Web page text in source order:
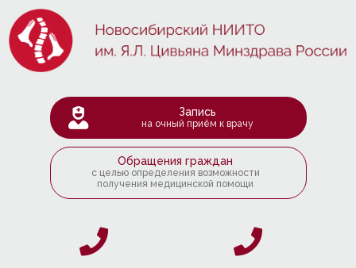
Запись
на очный приём к врачу
Обращения граждан
с целью определения возможности
получения медицинской помощи